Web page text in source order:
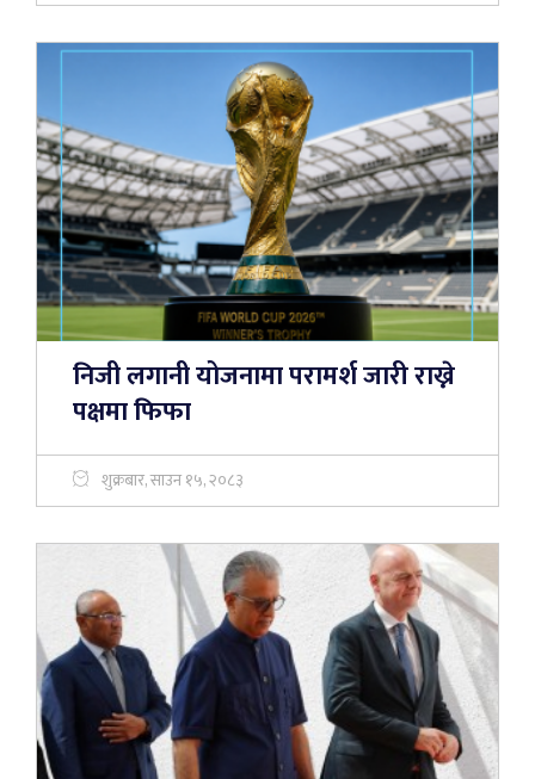
निजी लगानी योजनामा परामर्श जारी राख्ने
पक्षमा फिफा
शुक्रबार, साउन १५, २०८३